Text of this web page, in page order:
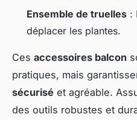
Ensemble de truelles :
déplacer les plantes.
Ces accessoires balcon
pratiques, mais
sécurisé et agréable.
des outils robustes et